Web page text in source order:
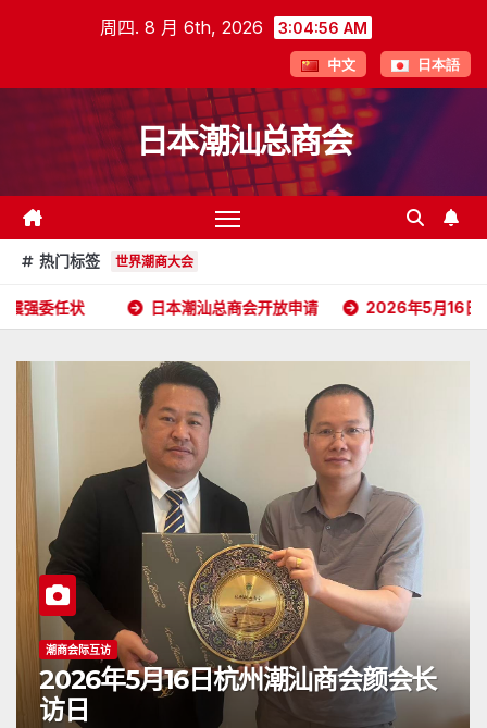
周四. 8 月 6th, 2026 3:04:57 AM
中文 日本語
日本潮汕总商会
热门标签 世界潮商大会
本潮汕总商会开放申请 2026年5月16日杭州潮汕商会颜会长访日
公告
2026年4月26日《潮人》杂志顺利抵
达日本